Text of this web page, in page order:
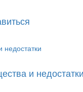
и недостатки